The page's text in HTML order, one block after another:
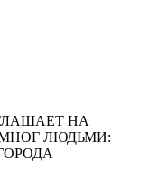
НА
ЛЮДЬМИ: